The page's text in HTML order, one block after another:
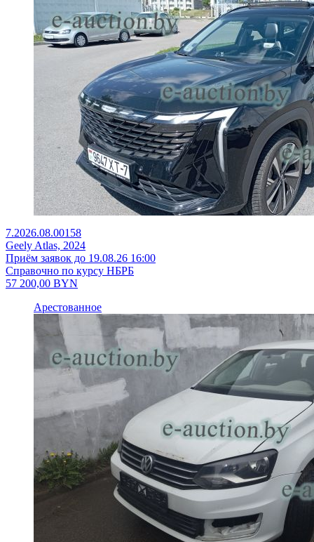
7.2026.08.00158
Geely Atlas, 2024
Приём заявок до 19.08.26 16:00
Справочно по курсу НБРБ
57 200,00 BYN
Арестованное